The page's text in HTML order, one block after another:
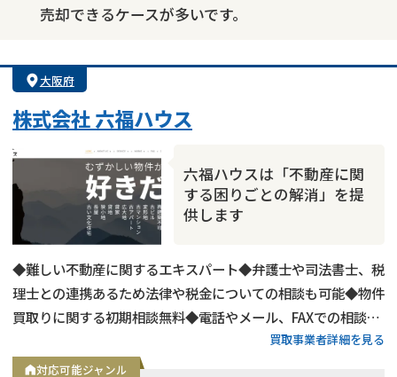
売却できるケースが多いです。
大阪府
株式会社 六福ハウス
六福ハウスは「不動産に関
する困りごとの解消」を提
供します
◆難しい不動産に関するエキスパート◆弁護士や司法書士、税
理士との連携あるため法律や税金についての相談も可能◆物件
買取りに関する初期相談無料◆電話やメール、FAXでの相談可
買取事業者詳細を見る
対応可能ジャンル